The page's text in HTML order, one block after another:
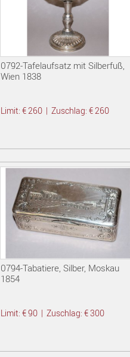
0792-Tafelaufsatz mit Silberfuß,
Wien 1838
Limit: € 260 |Zuschlag: € 260
0794-Tabatiere, Silber, Moskau
1854
Limit: € 90 |Zuschlag: € 300